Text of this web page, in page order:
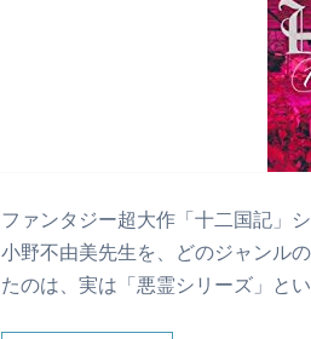
ファンタジー超大作「十二国記」
小野不由美先生を、どのジャンル
たのは、実は「悪霊シリーズ」と